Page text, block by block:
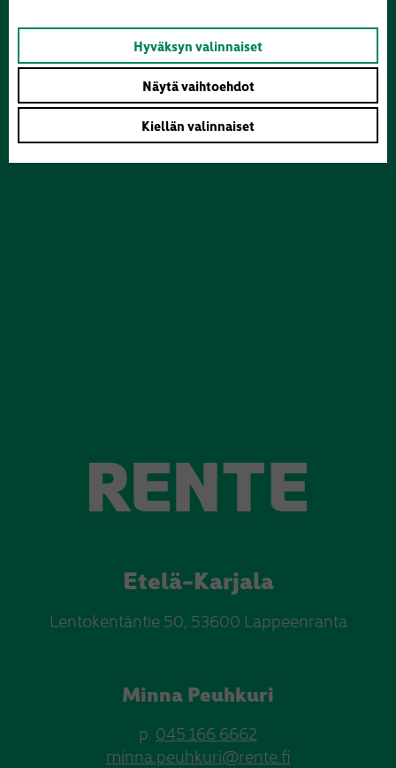
Etelä-Karjala
Lentokentäntie 50, 53600 Lappeenranta
Minna Peuhkuri
p. 045 166 6662
minna.peuhkuri@rente.fi
Hyväksyn valinnaiset
Näytä vaihtoehdot
Kiellän valinnaiset